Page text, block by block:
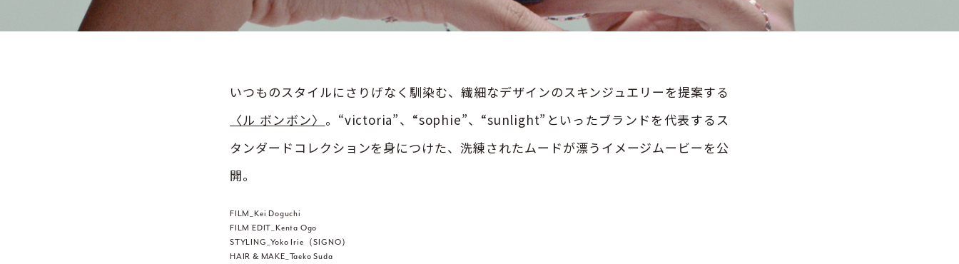
いつものスタイルにさりげなく馴染む、繊細なデザインのスキンジュエリーを提案する
〈ル ボンボン〉 。“victoria”、“sophie”、“sunlight”といったブランドを代表するス
タンダードコレクションを身につけた、洗練されたムードが漂うイメージムービーを公
開。
FILM_Kei Doguchi
FILM EDIT_Kenta Ogo
STYLING_Yoko Irie（SIGNO）
HAIR & MAKE_Taeko Suda